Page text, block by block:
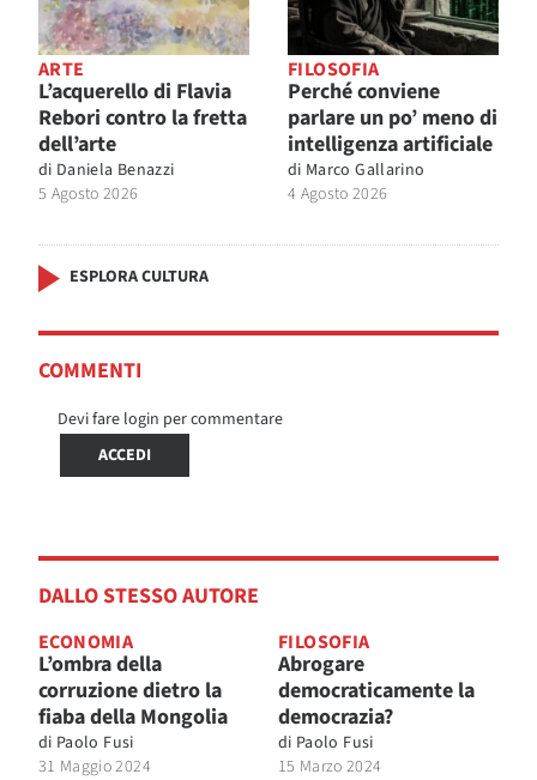
ARTE
L’acquerello di Flavia
Rebori contro la fretta
dell’arte
di Daniela Benazzi
5 Agosto 2026
FILOSOFIA
Perché conviene
parlare un po’ meno di
intelligenza artificiale
di Marco Gallarino
4 Agosto 2026
ESPLORA CULTURA
COMMENTI
Devi fare login per commentare
ACCEDI
DALLO STESSO AUTORE
ECONOMIA
L’ombra della
corruzione dietro la
fiaba della Mongolia
di Paolo Fusi
31 Maggio 2024
FILOSOFIA
Abrogare
democraticamente la
democrazia?
di Paolo Fusi
15 Marzo 2024